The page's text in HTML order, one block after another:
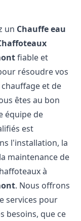
un Chauffe eau
fiable et
résoudre vos
et de
êtes au bon
équipe de
est
l'installation, la
maintenance de
à
. Nous offrons
services pour
besoins, que ce